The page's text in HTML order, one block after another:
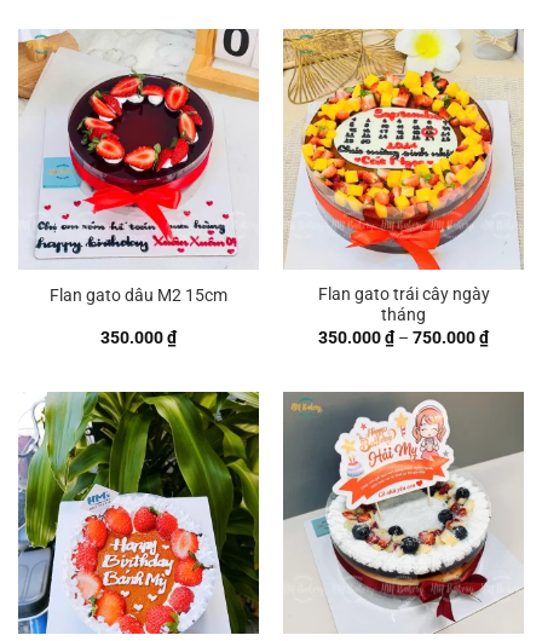
đến
770.000 ₫
Flan gato dâu M2 15cm
350.000₫
Flan gato trái cây ngày
tháng
350.000₫ – 750.000₫
giá:
đến